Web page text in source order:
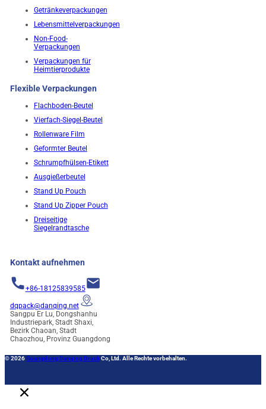
Getränkeverpackungen
Lebensmittelverpackungen
Non-Food-
Verpackungen
Verpackungen für
Heimtierprodukte
Flexible Verpackungen
Flachboden-Beutel
Vierfach-Siegel-Beutel
Rollenware Film
Geformter Beutel
Schrumpfhülsen-Etikett
Ausgießerbeutel
Stand Up Pouch
Stand Up Zipper Pouch
Dreiseitige
Siegelrandtasche
Kontakt aufnehmen
+86-18125839585
dqpack@danqing.net
Sangpu Er Lu, Dongshanhu
Industriepark, Stadt Shaxi,
Bezirk Chaoan, Stadt
Chaozhou, Provinz Guangdong
© 2026Guangdong Danqing DruckCo, Ltd. Alle Rechte vorbehalten.